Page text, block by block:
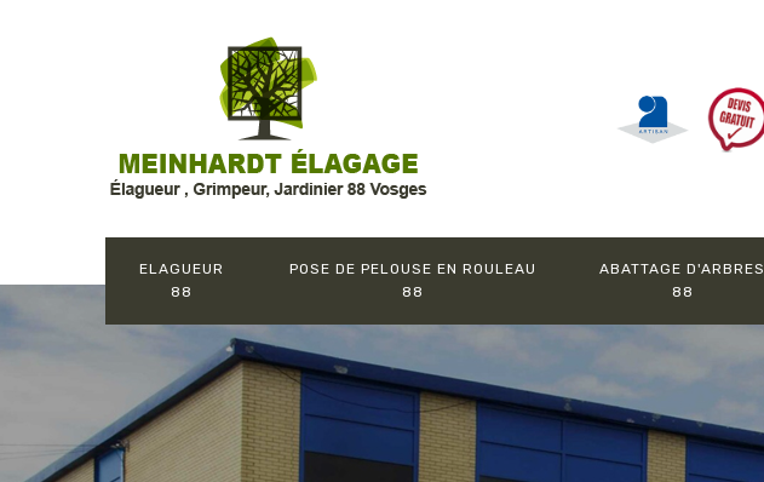
ELAGUEUR
88
POSE DE PELOUSE EN ROULEAU
88
ABATTAGE D'ARBRES
88